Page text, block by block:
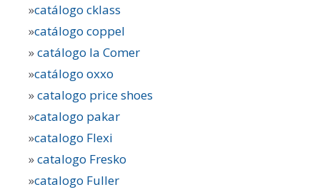
»catálogo cklass
»catálogo coppel
»catálogo la Comer
»catálogo oxxo
»catalogo price shoes
»catalogo pakar
»catalogo Flexi
»catalogo Fresko
»catalogo Fuller